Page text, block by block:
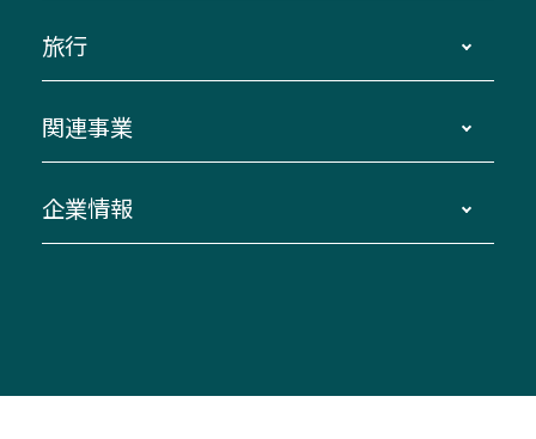
三重交通接近情報バスロケーションシステム
ダイヤ改正情報
迂回・休止について
臨時バスについて
伊勢二見鳥羽周遊バスCANばす
「みえブルーライン」（三重大学病院直通バ
神都ライナー
伊賀～名古屋
南紀～VISON～名古屋
湯の山温泉～名古屋
桑名・長島温泉・金城ふ頭駅～中部国際空港
（休止中）
お客様駐車場のご案内
貸切バスのご利用について
お問い合わせ
旅行
貸切バス団体旅行
美し国周遊ばす
関連事業
自家用自動車車両運行管理
企業情報